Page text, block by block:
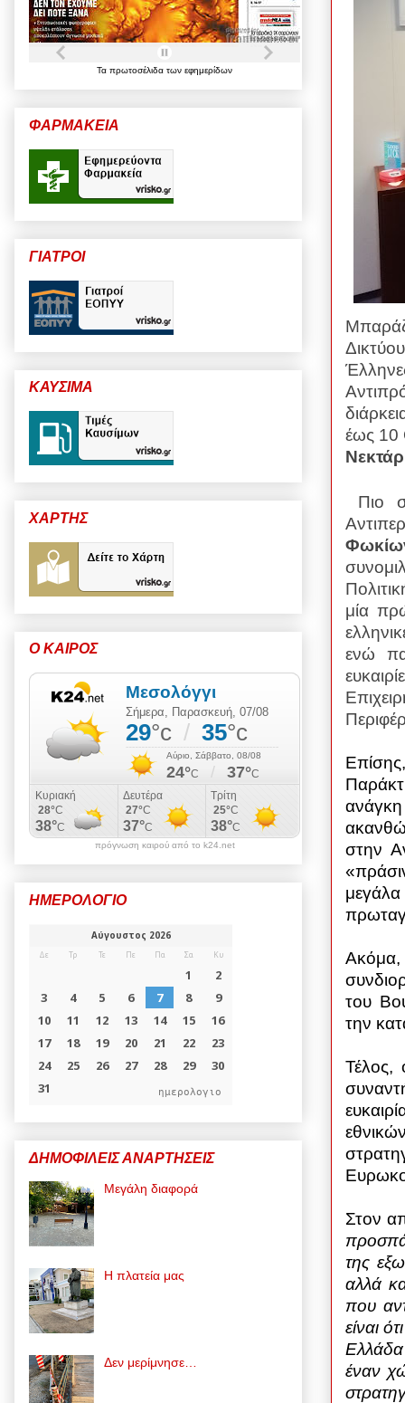
έως 10
Πιο
μία
ενώ
στην
του
την
Τέλος,
Στον
της
αλλά
που
είναι
Ελλάδα
έναν
Τα πρωτοσέλιδα των εφημερίδων
ΦΑΡΜΑΚΕΙΑ
ΓΙΑΤΡΟΙ
ΚΑΥΣΙΜΑ
ΧΑΡΤΗΣ
Ο ΚΑΙΡΟΣ
πρόγνωση καιρού από το k24.net
ΗΜΕΡΟΛΟΓΙΟ
ημερολογιο
ΔΗΜΟΦΙΛΕΙΣ ΑΝΑΡΤΗΣΕΙΣ
Μεγάλη διαφορά
Η πλατεία μας
Δεν μερίμνησε…